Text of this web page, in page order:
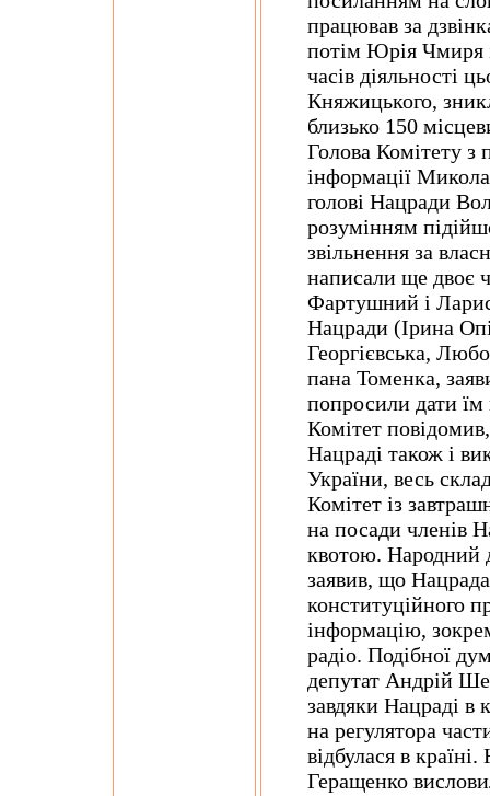
працював за
потім Юрія Чмиря
часів діяльності
Княжицького,
близько 150
Голова Комітету з
інформації
голові Нацради
розумінням
звільнення за
написали ще двоє
Фартушний і
Нацради (Ірина
Георгієвська,
пана Томенка,
попросили дати їм
Комітет
Нацраді також і
України, весь
Комітет із
на посади членів
квотою. Народний
заявив, що
конституційного
інформацію,
радіо. Подібної
депутат Андрій
завдяки Нацраді в
на регулятора
відбулася в
Геращенко